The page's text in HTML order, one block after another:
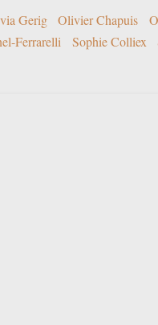
Gerig Olivier Chapuis
Ferrarelli
Sophie Colliex